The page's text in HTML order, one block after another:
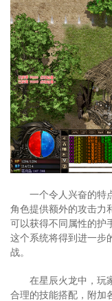
一个令人兴奋的特
角色提供额外的攻击力
可以获得不同属性的护
这个系统将得到进一步
战。
在星辰火龙中，玩
合理的技能搭配，附加